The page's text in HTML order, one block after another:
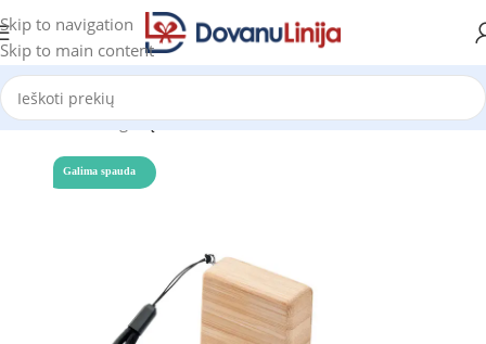
Skip to navigation
Skip to main content
Pradžia Katalogas Įrankiai
Galima spauda